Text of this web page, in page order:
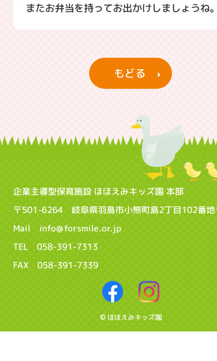
またお弁当を持ってお出かけしましょうね
もどる
企業主導型保育施設 ほほえみキッズ園 本部
〒501-6264 岐阜県羽島市小熊町島2丁目102番
Mail info@forsmile.or.jp
TEL 058-391-7313
FAX 058-391-7339
© ほほえみキッズ園